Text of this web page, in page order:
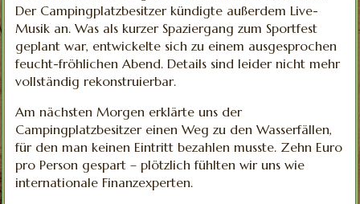
Der Campingplatzbesitzer kündigte außerdem Live-
Musik an. Was als kurzer Spaziergang zum Sportfest
geplant war, entwickelte sich zu einem ausgesprochen
feucht-fröhlichen Abend. Details sind leider nicht mehr
vollständig rekonstruierbar.
Am nächsten Morgen erklärte uns der
Campingplatzbesitzer einen Weg zu den Wasserfällen,
für den man keinen Eintritt bezahlen musste. Zehn Euro
pro Person gespart – plötzlich fühlten wir uns wie
internationale Finanzexperten.